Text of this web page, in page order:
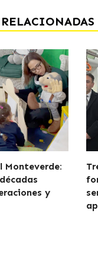
Monteverde:
y